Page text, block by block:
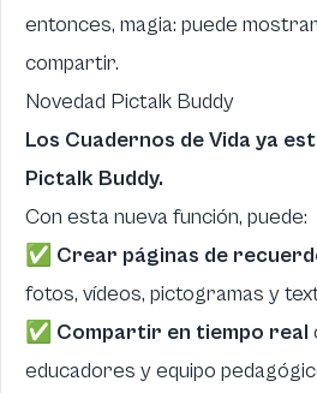
entonces, magia: puede
compartir.
Novedad Pictalk Buddy
Los Cuadernos de Vida ya
Pictalk Buddy.
Con esta nueva función, puede:
✅ Crear páginas de
fotos, vídeos, pictogramas y
✅ Compartir en tiempo real
educadores y equipo